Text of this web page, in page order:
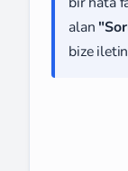
alan
bize